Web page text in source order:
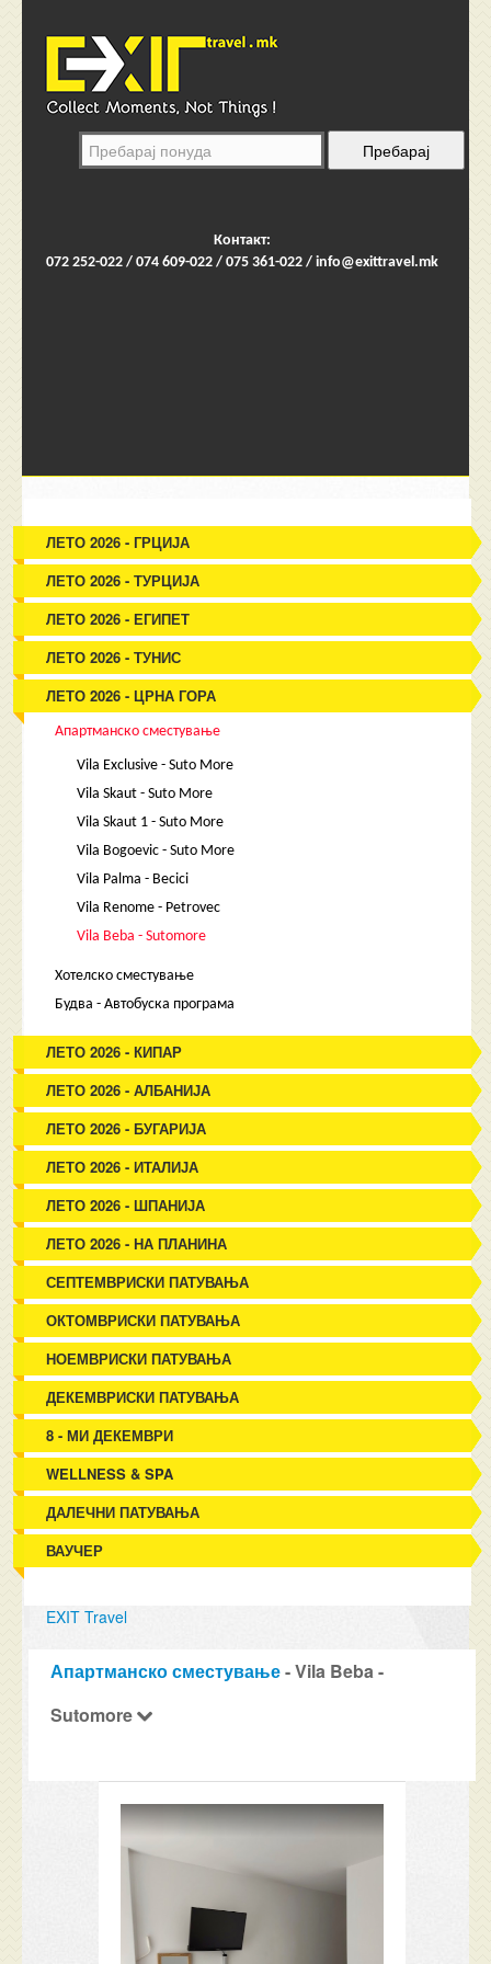
Контакт:
072 252-022 / 074 609-022 / 075 361-022 / info@exittravel.mk
ЛЕТО 2026 - ГРЦИЈА
ЛЕТО 2026 - ТУРЦИЈА
ЛЕТО 2026 - ЕГИПЕТ
ЛЕТО 2026 - ТУНИС
ЛЕТО 2026 - ЦРНА ГОРА
Апартманско сместување
Vila Exclusive - Suto More
Vila Skaut - Suto More
Vila Skaut 1 - Suto More
Vila Bogoevic - Suto More
Vila Palma - Becici
Vila Renome - Petrovec
Vila Beba - Sutomore
Хотелско сместување
Будва - Автобуска програма
ЛЕТО 2026 - КИПАР
ЛЕТО 2026 - АЛБАНИЈА
ЛЕТО 2026 - БУГАРИЈА
ЛЕТО 2026 - ИТАЛИЈА
ЛЕТО 2026 - ШПАНИЈА
ЛЕТО 2026 - НА ПЛАНИНА
СЕПТЕМВРИСКИ ПАТУВАЊА
ОКТОМВРИСКИ ПАТУВАЊА
НОЕМВРИСКИ ПАТУВАЊА
ДЕКЕМВРИСКИ ПАТУВАЊА
8 - МИ ДЕКЕМВРИ
WELLNESS & SPA
ДАЛЕЧНИ ПАТУВАЊА
ВАУЧЕР
EXIT Travel
Апартманско сместување- Vila Beba -
Sutomore